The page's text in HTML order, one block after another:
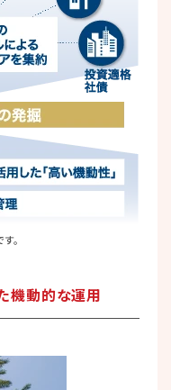
。
機動的な運用